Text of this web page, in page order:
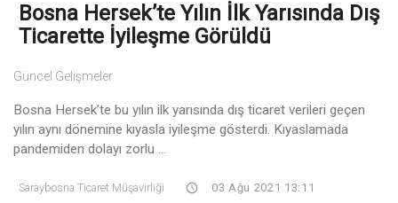
Bosna Hersek’te Yılın İlk Yarısında Dış
Ticarette İyileşme Görüldü
Güncel Gelişmeler
Bosna Hersek’te bu yılın ilk yarısında dış ticaret verileri geçen
yılın aynı dönemine kıyasla iyileşme gösterdi. Kıyaslamada
pandemiden dolayı zorlu ...
Saraybosna Ticaret Müşavirliği 03 Ağu 2021 13:11